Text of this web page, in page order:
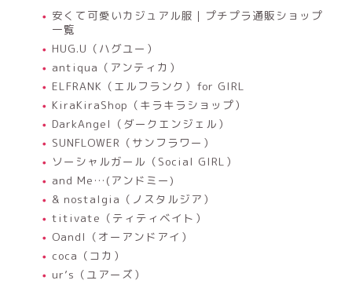
安くて可愛いカジュアル服｜プチプラ通販ショップ
一覧
HUG.U（ハグユー）
antiqua（アンティカ）
ELFRANK（エルフランク）for GIRL
KiraKiraShop（キラキラショップ）
DarkAngel（ダークエンジェル）
SUNFLOWER（サンフラワー）
ソーシャルガール（Social GIRL）
and Me…(アンドミー)
& nostalgia（ノスタルジア）
titivate（ティティベイト）
OandI（オーアンドアイ）
coca（コカ）
ur’s（ユアーズ）